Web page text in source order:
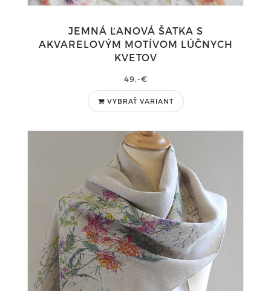
JEMNÁ ĽANOVÁ ŠATKA S
AKVARELOVÝM MOTÍVOM LÚČNYCH
KVETOV
49,-€
VYBRAŤ VARIANT